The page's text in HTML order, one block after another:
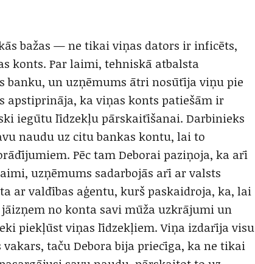
bažas — ne tikai viņas dators ir inficēts,
konts. Par laimi, tehniskā atbalsta
banku, un uzņēmums ātri nosūtīja viņu pie
apstiprināja, ka viņas konts patiešām ir
iegūtu līdzekļu pārskaitīšanai. Darbinieks
naudu uz citu bankas kontu, lai to
Pēc tam Deborai paziņoja, ka arī
uzņēmums sadarbojās arī ar valsts
ar valdības aģentu, kurš paskaidroja, ka, lai
no konta savi mūža uzkrājumi un
piekļūst viņas līdzekļiem. Viņa izdarīja visu
taču Debora bija priecīga, ka ne tikai